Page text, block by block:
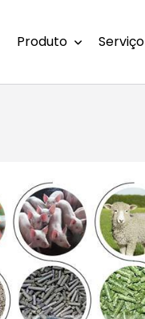
Produto Serviço